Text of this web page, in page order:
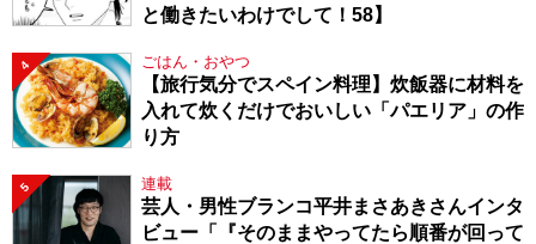
と働きたいわけでして！58】
4 ごはん・おやつ
【旅行気分でスペイン料理】炊飯器に材料を
入れて炊くだけでおいしい「パエリア」の作
り方
5 連載
芸人・男性ブランコ平井まさあきさんインタ
ビュー「『そのままやってたら順番が回って